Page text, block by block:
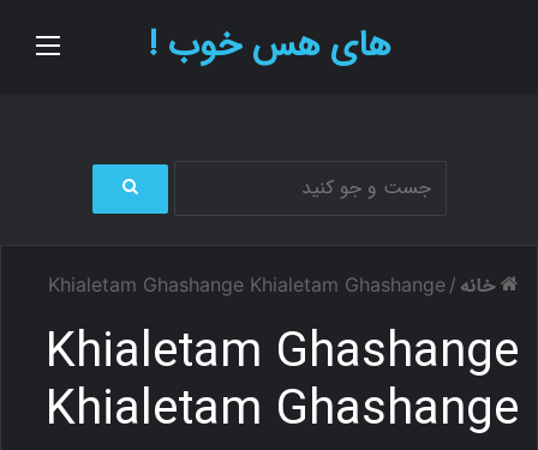
های هس خوب !
ج
ج
ب
ر
ی
خانه /
Khialetam Ghashange Khialetam Ghashange
Khialetam Ghashange
Khialetam Ghashange